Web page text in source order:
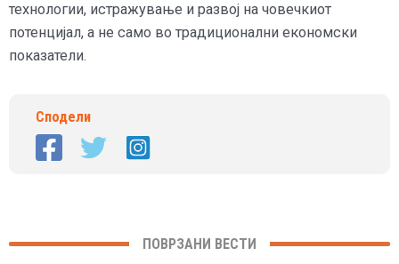
технологии, истражување и развој на човечкиот
потенцијал, а не само во традиционални економски
показатели.
Сподели
ПОВРЗАНИ ВЕСТИ